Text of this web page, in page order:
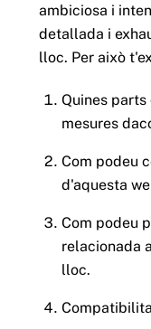
ambiciosa i
detallada i
lloc. Per això
Quines
mesures
Com podeu
d'aquesta
Com podeu
relacionada
lloc.